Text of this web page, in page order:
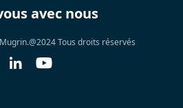
avec nous
Tous droits réservés